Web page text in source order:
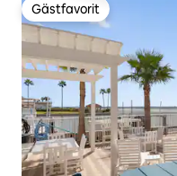
Gästfavorit
Gästfavorit